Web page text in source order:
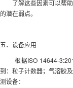
了解这些因素可以帮助
的潜在弱点。
五、设备应用
根据ISO 14644-
到：粒子计数器；气溶胶
测设备：